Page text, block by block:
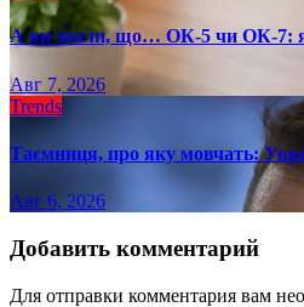
А ви знали, що… ОК-5 чи ОК-7:
Авг 7, 2026
Trends
Таємниця, про яку мовчать:
Авг 6, 2026
Добавить комментарий
Для отправки комментария вам